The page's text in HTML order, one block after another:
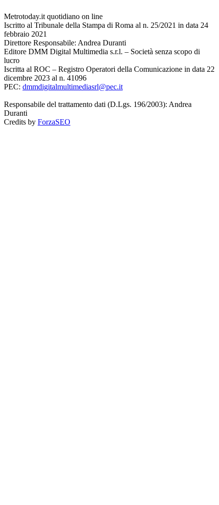
Metrotoday.it quotidiano on line
Iscritto al Tribunale della Stampa di Roma al n. 25/2021 in data 24
febbraio 2021
Direttore Responsabile: Andrea Duranti
Editore DMM Digital Multimedia s.r.l. – Società senza scopo di
lucro
Iscritta al ROC – Registro Operatori della Comunicazione in data 22
dicembre 2023 al n. 41096
PEC: dmmdigitalmultimediasrl@pec.it
Responsabile del trattamento dati (D.Lgs. 196/2003): Andrea
Duranti
Credits by ForzaSEO